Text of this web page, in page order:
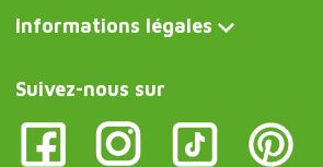
Informations légales
Suivez-nous sur